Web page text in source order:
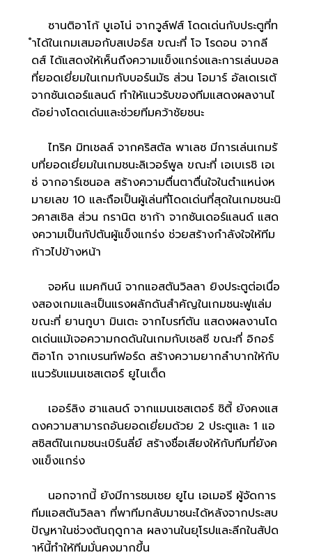
ซานติอาโก้ บูเอโน่ จากวูล์ฟส์ โดดเด่นกับประตูที่ท
ำได้ในเกมเสมอกับสเปอร์ส ขณะที่ โจ โรดอน จากลี
ดส์ ได้แสดงให้เห็นถึงความแข็งแกร่งและการเล่นบอล
ที่ยอดเยี่ยมในเกมกับบอร์นมัธ ส่วน โอมาร์ อัลเดเรเต้
จากซันเดอร์แลนด์ ทำให้แนวรับของทีมแสดงผลงานไ
ด้อย่างโดดเด่นและช่วยทีมคว้าชัยชนะ
ไทริค มิทเชลล์ จากคริสตัล พาเลซ มีการเล่นเกมรั
บที่ยอดเยี่ยมในเกมชนะลิเวอร์พูล ขณะที่ เอเบเรชิ เอเ
ซ่ จากอาร์เซนอล สร้างความตื่นตาตื่นใจในตำแหน่งห
มายเลข 10 และถือเป็นผู้เล่นที่โดดเด่นที่สุดในเกมชนะนิ
วคาสเซิล ส่วน กรานิต ชาก้า จากซันเดอร์แลนด์ แสด
งความเป็นกัปตันผู้แข็งแกร่ง ช่วยสร้างกำลังใจให้ทีม
ก้าวไปข้างหน้า
จอห์น แมคกินน์ จากแอสตันวิลลา ยิงประตูต่อเนื่อ
งสองเกมและเป็นแรงผลักดันสำคัญในเกมชนะฟูแล่ม
ขณะที่ ยานกูบา มินเตะ จากไบรท์ตัน แสดงผลงานโด
ดเด่นแม้เจอความกดดันในเกมกับเชลซี ขณะที่ อิกอร์
ติอาโก จากเบรนท์ฟอร์ด สร้างความยากลำบากให้กับ
แนวรับแมนเชสเตอร์ ยูไนเต็ด
เออร์ลิง ฮาแลนด์ จากแมนเชสเตอร์ ซิตี้ ยังคงแส
ดงความสามารถอันยอดเยี่ยมด้วย 2 ประตูและ 1 แอ
สซิสต์ในเกมชนะเบิร์นลี่ย์ สร้างชื่อเสียงให้กับทีมที่ยังค
งแข็งแกร่ง
นอกจากนี้ ยังมีการชมเชย ยูไน เอเมอรี ผู้จัดการ
ทีมแอสตันวิลลา ที่พาทีมกลับมาชนะได้หลังจากประสบ
ปัญหาในช่วงต้นฤดูกาล ผลงานในยุโรปและลีกในสัปด
าห์นี้ทำให้ทีมมั่นคงมากขึ้น